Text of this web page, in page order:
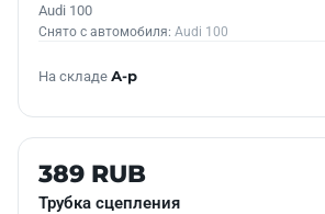
Audi 100
Снято с автомобиля: Audi 100
На складе А-р
Б/У В НАЛИЧИИ
389 RUB
Трубка сцепления